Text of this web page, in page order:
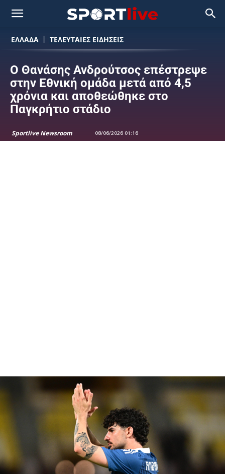
ΕΛΛΑΔΑ ΤΕΛΕΥΤΑΙΕΣ ΕΙΔΗΣΕΙΣ
Ο Θανάσης Ανδρούτσος επέστρεψε
στην Εθνική ομάδα μετά από 4,5
χρόνια και αποθεώθηκε στο
Παγκρήτιο στάδιο
Sportlive Newsroom 08/06/2026 01:16